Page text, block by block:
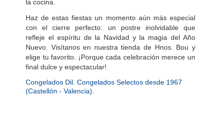
la cocina.
Haz de estas fiestas un momento aún más especial
con el cierre perfecto: un postre inolvidable que
refleje el espíritu de la Navidad y la magia del Año
Nuevo. Visítanos en nuestra tienda de Hnos. Bou y
elige tu favorito. ¡Porque cada celebración merece un
final dulce y espectacular!
Congelados Dil. Congelados Selectos desde 1967
(Castellón - Valencia).